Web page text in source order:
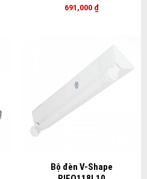
691,000 ₫
Bộ đèn V-Shape